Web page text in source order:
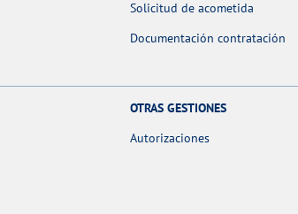
Solicitud de acometida
Documentación contratación
OTRAS GESTIONES
Autorizaciones